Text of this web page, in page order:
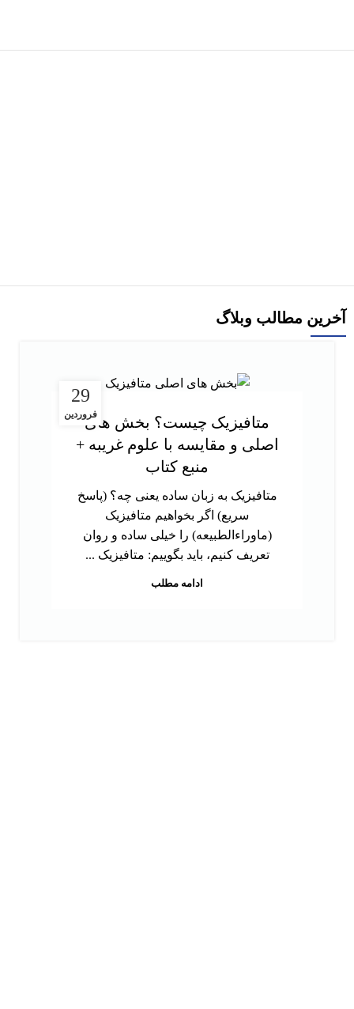
آخرین مطالب وبلاگ
29
فروردینمتافیزیک چیست؟ بخش های
اصلی و مقایسه با علوم غریبه +
منبع کتاب
متافیزیک به زبان ساده یعنی چه؟ (پاسخ
سریع) اگر بخواهیم متافیزیک
(ماوراءالطبیعه) را خیلی ساده و روان
تعریف کنیم، باید بگوییم: متافیزیک ...
ادامه مطلب